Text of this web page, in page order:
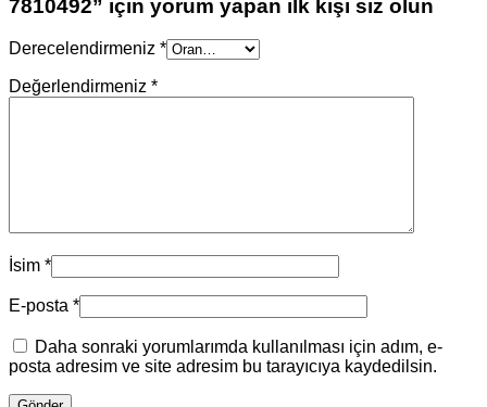
7810492” için yorum yapan ilk kişi siz olun
Derecelendirmeniz *
Değerlendirmeniz *
İsim *
E-posta *
Daha sonraki yorumlarımda kullanılması için adım, e-
posta adresim ve site adresim bu tarayıcıya kaydedilsin.